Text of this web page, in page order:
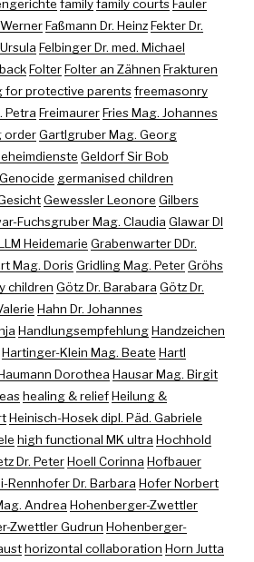
familyfamily courts Fauler
Faßmann Dr. HeinzFekter Dr.
Felbinger Dr. med. Michael
FolterFolter an Zähnen Frakturen
for protective parentsfreemasonry
Petra FreimaurerFries Mag. Johannes
orderGartlgruber Mag. Georg
Geldorf Sir Bob
Genocide germanised children
Gewessler Leonore Gilbers
Fuchsgruber Mag. Claudia Glawar DI
Heidemarie Grabenwarter DDr.
Mag. DorisGridling Mag. PeterGröhs
children Götz Dr. Barabara Götz Dr.
Hahn Dr. Johannes
HandlungsempfehlungHandzeichen
Hartinger-Klein Mag. Beate Hartl
Dorothea Hausar Mag. Birgit
healing & reliefHeilung &
Heinisch-Hosek dipl. Päd. Gabriele
high functional MK ultra Hochhold
Dr. PeterHoell Corinna Hofbauer
Rennhofer Dr. Barbara Hofer Norbert
Andrea Hohenberger-Zwettler
Zwettler Gudrun Hohenberger-
horizontal collaboration Horn Jutta